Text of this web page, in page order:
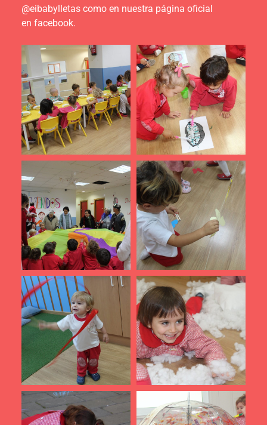
@eibabylletas como en nuestra página oficial
en facebook.